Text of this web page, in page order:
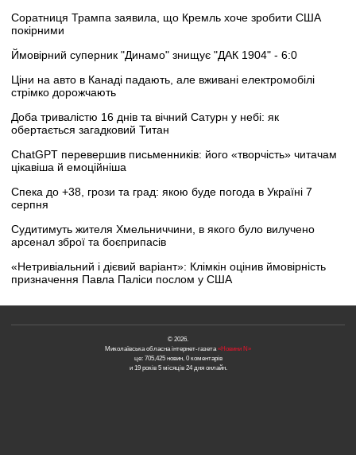
Соратниця Трампа заявила, що Кремль хоче зробити США
покірними
Ймовірний суперник "Динамо" знищує "ДАК 1904" - 6:0
Ціни на авто в Канаді падають, але вживані електромобілі
стрімко дорожчають
Доба тривалістю 16 днів та вічний Сатурн у небі: як
обертається загадковий Титан
ChatGPT перевершив письменників: його «творчість» читачам
цікавіша й емоційніша
Спека до +38, грози та град: якою буде погода в Україні 7
серпня
Судитимуть жителя Хмельниччини, в якого було вилучено
арсенал зброї та боєприпасів
«Нетривіальний і дієвий варіант»: Клімкін оцінив ймовірність
призначення Павла Паліси послом у США
© 2026.
Миколаївська обласна інтернет-газета«Новини N»
це: 705,425 новин, 0 коментарів
и 19 років 5 місяців 24 дня онлайн.